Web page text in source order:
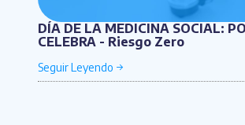
DÍA DE LA MEDICINA SOCIAL:
CELEBRA - Riesgo Zero